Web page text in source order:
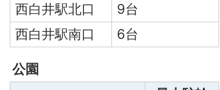
西白井駅北口
9台
西白井駅南口
6台
公園